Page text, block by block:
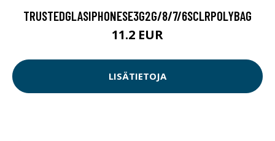
TRUSTEDGLASIPHONESE3G2G/8/7/6SCLRPOLYBAG
11.2 EUR
LISÄTIETOJA